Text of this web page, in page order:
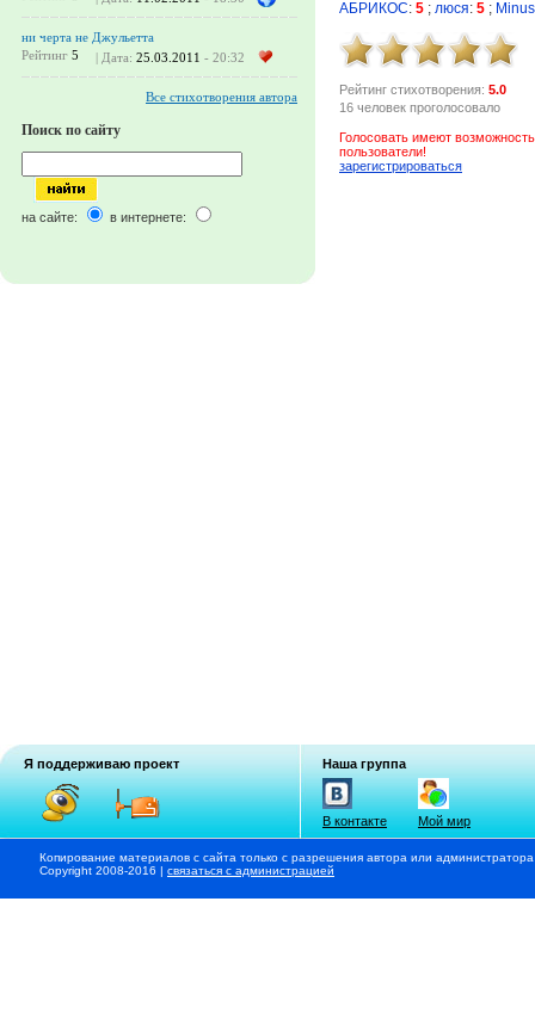
ни черта не Джульетта
Рейтинг 5 | Дата: 25.03.2011 - 20:32
Все стихотворения автора
Поиск по сайту
на сайте: в интернете:
АБРИКОС: 5 ; люся: 5 ; Minus
Рейтинг стихотворения: 5.0
16 человек проголосовало
Голосовать имеют
пользователи!
зарегистрироваться
Я поддерживаю проект Наша группа
В контакте Мой мир
Копирование материалов с сайта только с разрешения автора или
Copyright 2008-2016 | связаться с администрацией